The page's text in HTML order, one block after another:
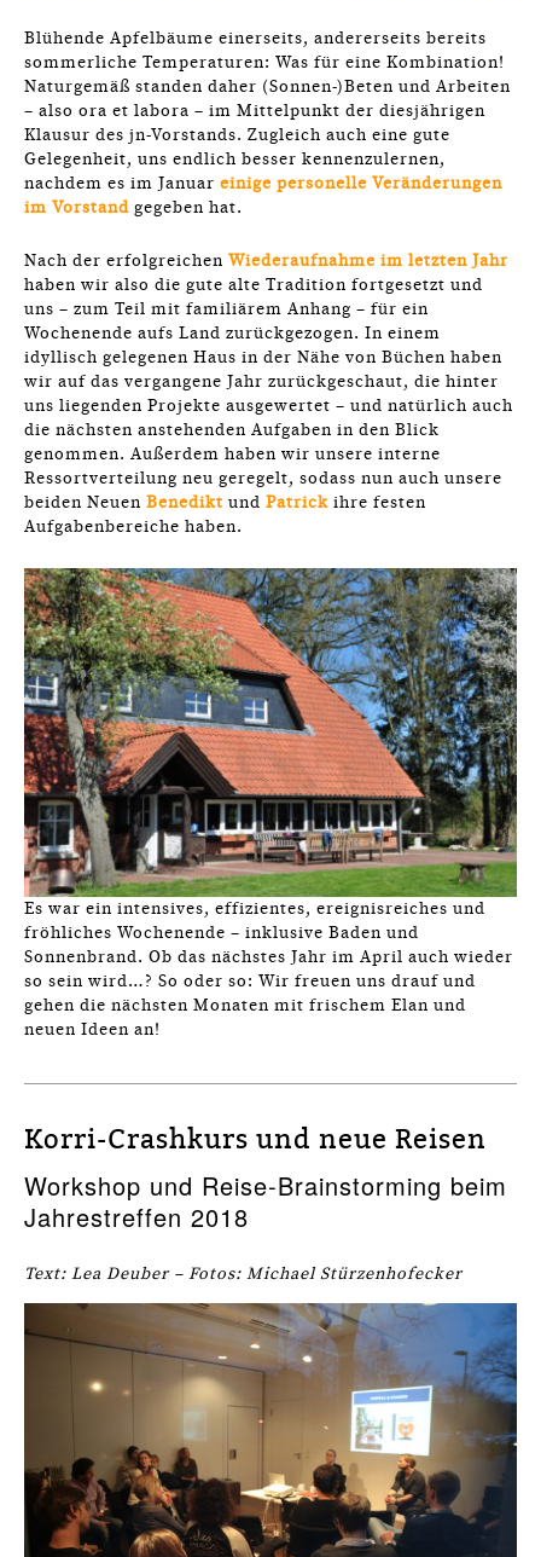
Blühende Apfelbäume einerseits, andererseits bereits
sommerliche Temperaturen: Was für eine Kombination!
Naturgemäß standen daher (Sonnen-)Beten und Arbeiten
– also ora et labora – im Mittelpunkt der diesjährigen
Klausur des jn-Vorstands. Zugleich auch eine gute
Gelegenheit, uns endlich besser kennenzulernen,
nachdem es im Januar einige personelle Veränderungen
im Vorstand gegeben hat.
Nach der erfolgreichen Wiederaufnahme im letzten Jahr
haben wir also die gute alte Tradition fortgesetzt und
uns – zum Teil mit familiärem Anhang – für ein
Wochenende aufs Land zurückgezogen. In einem
idyllisch gelegenen Haus in der Nähe von Büchen haben
wir auf das vergangene Jahr zurückgeschaut, die hinter
uns liegenden Projekte ausgewertet – und natürlich auch
die nächsten anstehenden Aufgaben in den Blick
genommen. Außerdem haben wir unsere interne
Ressortverteilung neu geregelt, sodass nun auch unsere
beiden Neuen Benedikt und Patrick ihre festen
Aufgabenbereiche haben.
Es war ein intensives, effizientes, ereignisreiches und
fröhliches Wochenende – inklusive Baden und
Sonnenbrand. Ob das nächstes Jahr im April auch wieder
so sein wird…? So oder so: Wir freuen uns drauf und
gehen die nächsten Monaten mit frischem Elan und
neuen Ideen an!
Korri-Crashkurs und neue Reisen
Workshop und Reise-Brainstorming beim
Jahrestreffen 2018
Text: Lea Deuber – Fotos: Michael Stürzenhofecker